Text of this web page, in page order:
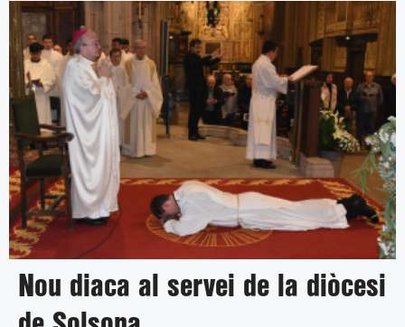
Nou diaca al servei de la diòcesi